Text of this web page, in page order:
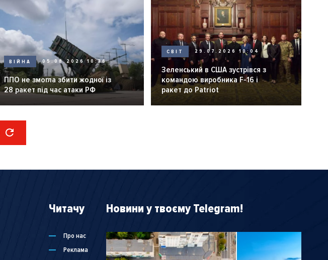
ВІЙНА 05.08.2026 10:36
ППО не змогла збити жодної із
28 ракет під час атаки РФ
СВІТ 29.07.2026 10:04
Зеленський в США зустрівся з
командою виробника F-16 і
ракет до Patriot
Читачу
Про нас
Реклама
Новини у твоєму Telegram!